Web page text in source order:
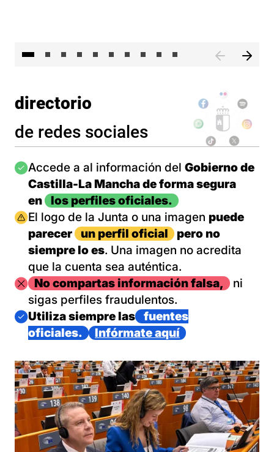
directorio
de redes sociales
Imagen
Accede a al información del Gobierno de
Castilla-La Mancha de forma segura
en
los perfiles oficiales.
Imagen
El logo de la Junta o una imagen puede
parecer
un perfil oficial
pero no
siempre lo es. Una imagen no acredita
que la cuenta sea auténtica.
ImagenNo compartas información falsa,
ni
sigas perfiles fraudulentos.
Imagen
Utiliza siempre las
fuentes
oficiales.
Infórmate aquí